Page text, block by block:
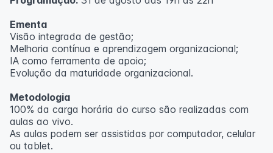
Ementa
Visão integrada de gestão;
Melhoria contínua e aprendizagem organizacional;
IA como ferramenta de apoio;
Evolução da maturidade organizacional.
Metodologia
100% da carga horária do curso são realizadas com
aulas ao vivo.
As aulas podem ser assistidas por computador, celular
ou tablet.